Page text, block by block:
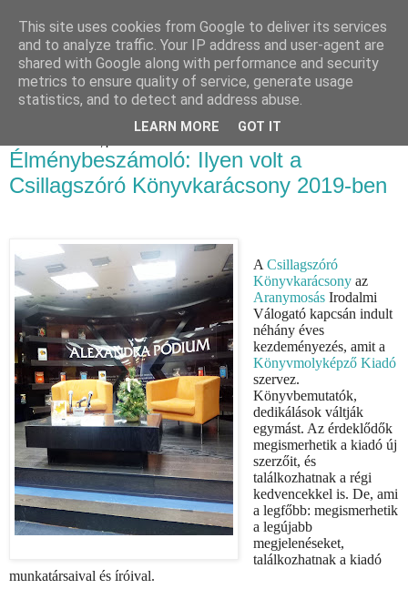
Luthien Könyvvilága Blog
Élménybeszámoló: Ilyen volt a
Csillagszóró Könyvkarácsony 2019-ben
A Csillagszóró
Könyvkarácsonyaz
AranymosásIrodalmi
Válogató kapcsán indult
néhány éves
kezdeményezés, amit a
Könyvmolyképző Kiadó
szervez.
Könyvbemutatók,
dedikálások váltják
egymást. Az érdeklődők
megismerhetik a kiadó új
szerzőit, és
találkozhatnak a régi
kedvencekkel is. De, ami
a legfőbb: megismerhetik
a legújabb
megjelenéseket,
találkozhatnak a kiadó
munkatársaival és íróival.
This site uses cookies from Google to deliver its services
and to analyze traffic. Your IP address and user-agent are
shared with Google along with performance and security
metrics to ensure quality of service, generate usage
statistics, and to detect and address abuse.
LEARN MORE GOT IT